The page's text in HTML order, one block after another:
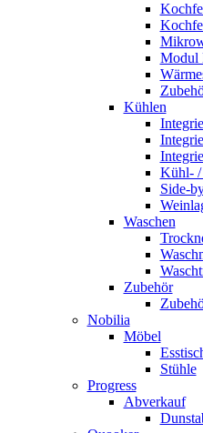
Modul
Kühlen
Kühl- /
Side-
Waschen
Zubehör
Nobilia
Möbel
Stühle
Progress
Abverkauf